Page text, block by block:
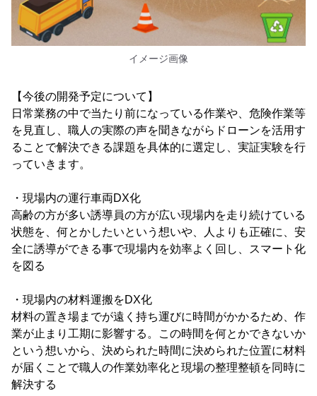
イメージ画像
【今後の開発予定について】
日常業務の中で当たり前になっている作業や、危険作業等
を見直し、職人の実際の声を聞きながらドローンを活用す
ることで解決できる課題を具体的に選定し、実証実験を行
っていきます。
・現場内の運行車両DX化
高齢の方が多い誘導員の方が広い現場内を走り続けている
状態を、何とかしたいという想いや、人よりも正確に、安
全に誘導ができる事で現場内を効率よく回し、スマート化
を図る
・現場内の材料運搬をDX化
材料の置き場までが遠く持ち運びに時間がかかるため、作
業が止まり工期に影響する。この時間を何とかできないか
という想いから、決められた時間に決められた位置に材料
が届くことで職人の作業効率化と現場の整理整頓を同時に
解決する